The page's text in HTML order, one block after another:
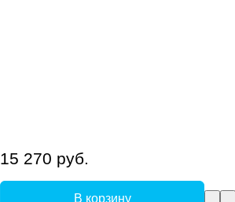
15 270 руб.
В корзину